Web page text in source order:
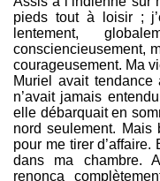
pieds tout à loisir ;
lentement,
consciencieusement,
courageusement. Ma
Muriel avait
n’avait jamais
elle débarquait en
nord seulement. Mais
pour me tirer
dans ma chambre.
renonça